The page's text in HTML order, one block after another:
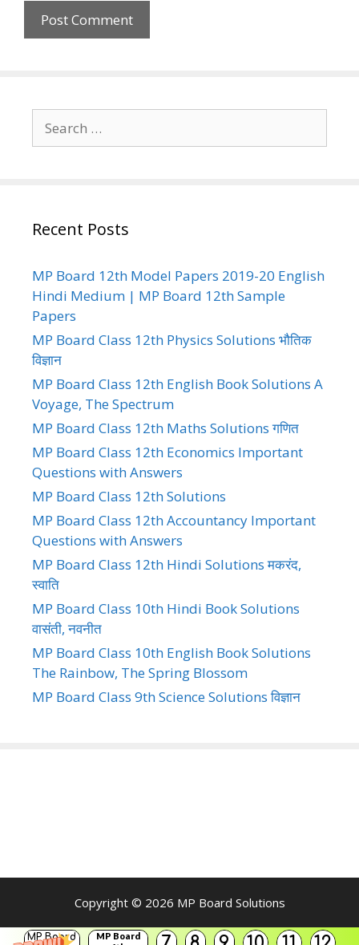
MP Board
MP Board
for:
Recent Posts
MP Board 12th Model Papers 2019-20 English
Hindi Medium | MP Board 12th Sample
Papers
MP Board Class 12th Physics Solutions भौतिक
विज्ञान
MP Board Class 12th English Book Solutions A
Voyage, The Spectrum
MP Board Class 12th Maths Solutions गणित
MP Board Class 12th Economics Important
Questions with Answers
MP Board Class 12th Solutions
MP Board Class 12th Accountancy Important
Questions with Answers
MP Board Class 12th Hindi Solutions मकरंद,
स्वाति
MP Board Class 10th Hindi Book Solutions
वासंती, नवनीत
MP Board Class 10th English Book Solutions
The Rainbow, The Spring Blossom
MP Board Class 9th Science Solutions विज्ञान
Copyright © 2026 MP Board Solutions